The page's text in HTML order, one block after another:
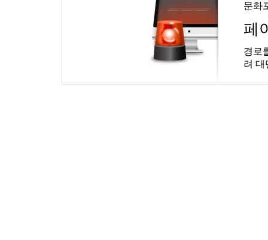
문화
페
경로
려 대